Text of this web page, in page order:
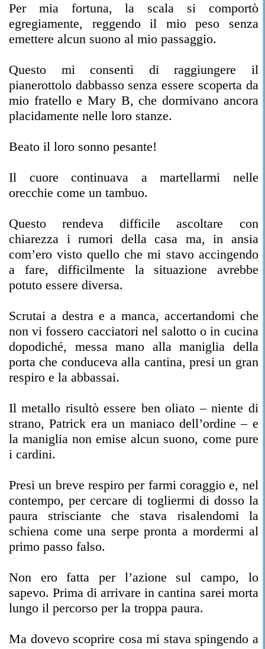
Per mia fortuna, la scala si comportò
egregiamente, reggendo il mio peso senza
emettere alcun suono al mio passaggio.
Questo mi consentì di raggiungere il
pianerottolo dabbasso senza essere scoperta da
mio fratello e Mary B, che dormivano ancora
placidamente nelle loro stanze.
Beato il loro sonno pesante!
Il cuore continuava a martellarmi nelle
orecchie come un tambuo.
Questo rendeva difficile ascoltare con
chiarezza i rumori della casa ma, in ansia
com’ero visto quello che mi stavo accingendo
a fare, difficilmente la situazione avrebbe
potuto essere diversa.
Scrutai a destra e a manca, accertandomi che
non vi fossero cacciatori nel salotto o in cucina
dopodiché, messa mano alla maniglia della
porta che conduceva alla cantina, presi un gran
respiro e la abbassai.
Il metallo risultò essere ben oliato – niente di
strano, Patrick era un maniaco dell’ordine – e
la maniglia non emise alcun suono, come pure
i cardini.
Presi un breve respiro per farmi coraggio e, nel
contempo, per cercare di togliermi di dosso la
paura strisciante che stava risalendomi la
schiena come una serpe pronta a mordermi al
primo passo falso.
Non ero fatta per l’azione sul campo, lo
sapevo. Prima di arrivare in cantina sarei morta
lungo il percorso per la troppa paura.
Ma dovevo scoprire cosa mi stava spingendo a